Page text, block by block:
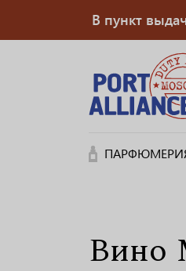
В пункт
Вино